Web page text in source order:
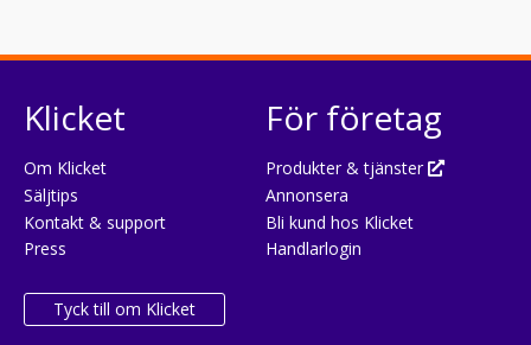
Klicket
Om Klicket
Säljtips
Kontakt & support
Press
Tyck till om Klicket
För företag
Produkter & tjänster
Annonsera
Bli kund hos Klicket
Handlarlogin